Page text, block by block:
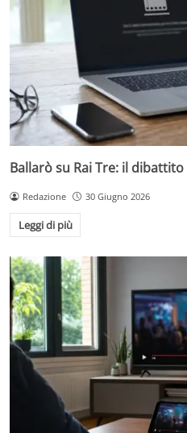
Ballarò su Rai Tre: il
Redazione 30 Giugno 2026
Leggi di più